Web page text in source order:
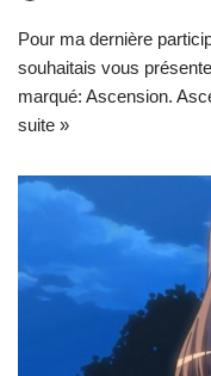
Pour ma dernière
souhaitais vous
marqué: Ascension.
suite »